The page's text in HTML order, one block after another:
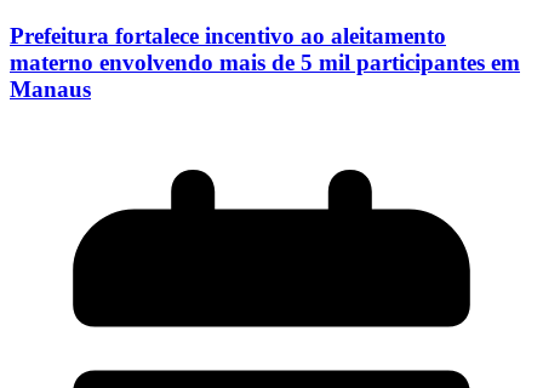
Prefeitura fortalece incentivo ao aleitamento
materno envolvendo mais de 5 mil participantes em
Manaus